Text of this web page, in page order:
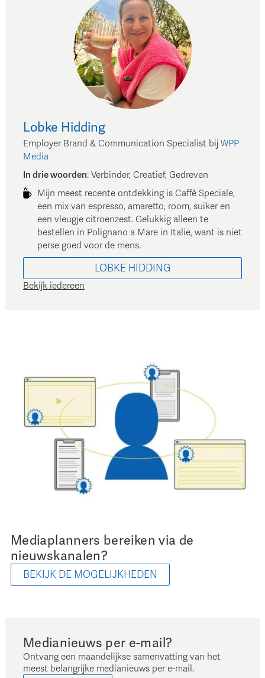
Lobke Hidding
Employer Brand & Communication Specialist bij WPP
Media
In drie woorden: Verbinder, Creatief, Gedreven
Mijn meest recente ontdekking is Caffè Speciale,
een mix van espresso, amaretto, room, suiker en
een vleugje citroenzest. Gelukkig alleen te
bestellen in Polignano a Mare in Italie, want is niet
perse goed voor de mens.
LOBKE HIDDING
Bekijk iedereen
Mediaplanners bereiken via de
nieuwskanalen?
BEKIJK DE MOGELIJKHEDEN
Medianieuws per e-mail?
Ontvang een maandelijkse samenvatting van het
meest belangrijke medianieuws per e-mail.